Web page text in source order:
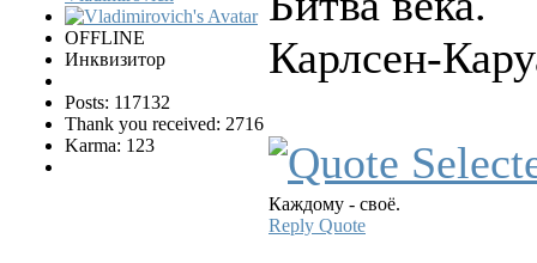
OFFLINE
Инквизитор
Posts: 117132
Thank you received: 2716
Karma: 123
Карлсен-
Каждому - своё.
Reply Quote